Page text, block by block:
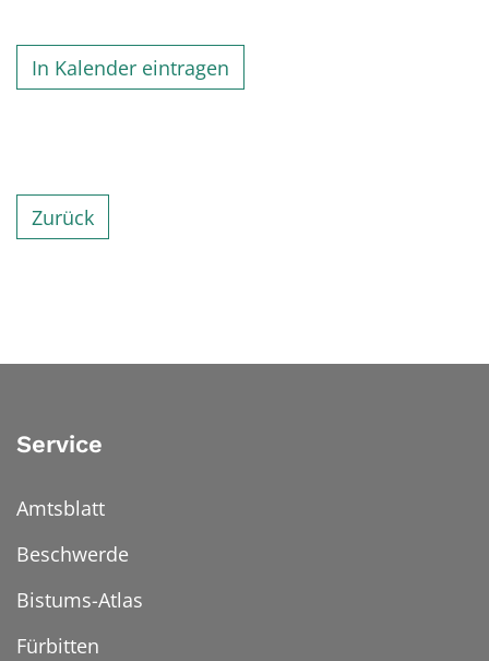
In Kalender eintragen
Zurück
Service
Amtsblatt
Beschwerde
Bistums-Atlas
Fürbitten